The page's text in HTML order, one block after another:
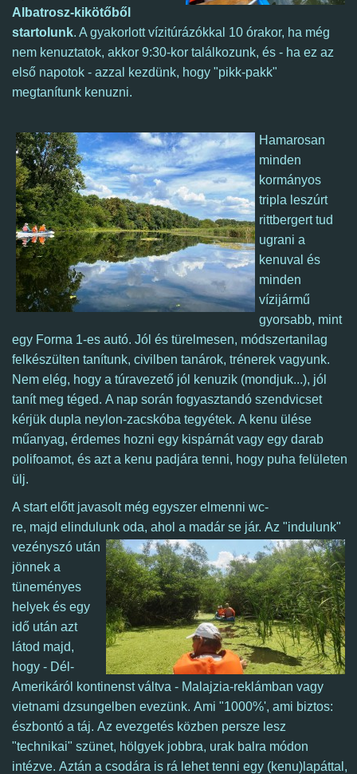
Albatrosz-kikötőből
startolunk. A gyakorlott vízitúrázókkal 10 órakor, ha még
nem kenuztatok, akkor 9:30-kor találkozunk, és - ha ez az
első napotok - azzal kezdünk, hogy "pikk-pakk"
megtanítunk kenuzni.
Hamarosan
minden
kormányos
tripla leszúrt
rittbergert tud
ugrani a
kenuval és
minden
vízijármű
gyorsabb, mint
egy Forma 1-es autó. Jól és türelmesen, módszertanilag
felkészülten tanítunk, civilben tanárok, trénerek vagyunk.
Nem elég, hogy a túravezető jól kenuzik (mondjuk...), jól
tanít meg téged. A nap során fogyasztandó szendvicset
kérjük dupla neylon-zacskóba tegyétek. A kenu ülése
műanyag, érdemes hozni egy kispárnát vagy egy darab
polifoamot, és azt a kenu padjára tenni, hogy puha felületen
ülj.
A start előtt javasolt még egyszer elmenni wc-
re, majd elindulunk oda, ahol a madár se jár. Az "indulunk"
vezényszó után
jönnek a
tüneményes
helyek és egy
idő után azt
látod majd,
hogy - Dél-
Amerikáról kontinenst váltva - Malajzia-reklámban vagy
vietnami dzsungelben evezünk. Ami "1000%', ami biztos:
észbontó a táj. Az evezgetés közben persze lesz
"technikai" szünet, hölgyek jobbra, urak balra módon
intézve. Aztán a csodára is rá lehet tenni egy (kenu)lapáttal,